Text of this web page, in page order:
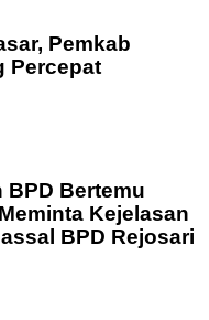
Pemkab
Percepat
Bertemu
Kejelasan
BPD Rejosari